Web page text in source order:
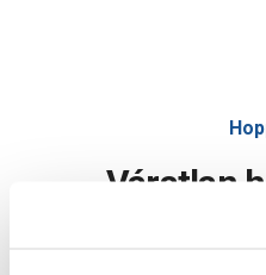
Váratlan